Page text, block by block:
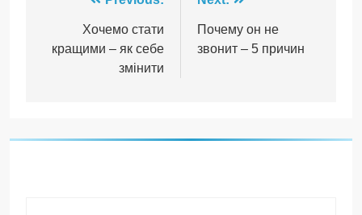
записівХочемо стати
кращими – як себе
змінити
Почему он не
звонит – 5 причин